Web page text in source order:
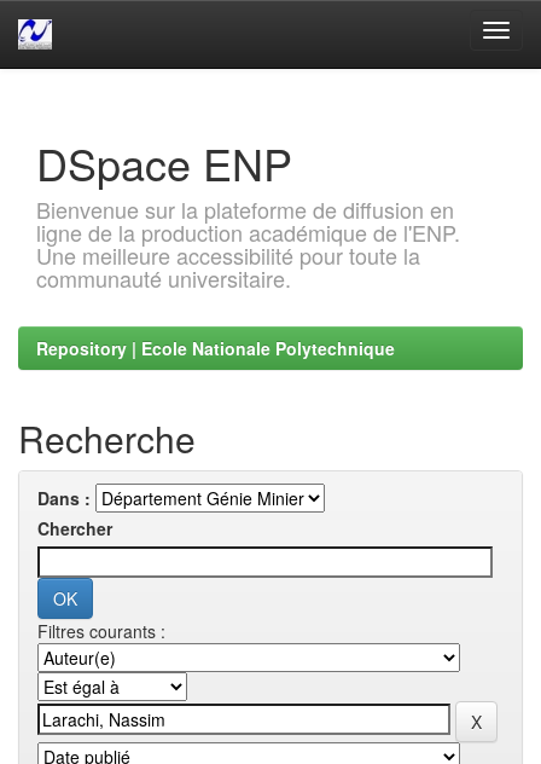
DSpace ENP
Bienvenue sur la plateforme de diffusion en
ligne de la production académique de l'ENP.
Une meilleure accessibilité pour toute la
communauté universitaire.
Repository | Ecole Nationale Polytechnique
Recherche
Dans :
Chercher
Filtres courants :